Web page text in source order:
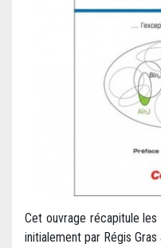
Cet ouvrage récapitule
initialement par Régis